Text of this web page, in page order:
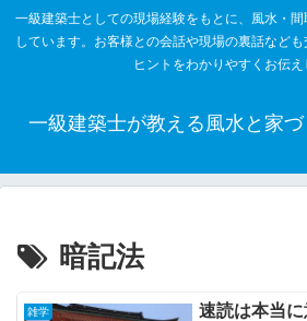
一級建築士としての現場経験をもとに、風水・
しています。お客様との会話や現場の裏話など
ヒントをわかりやすくお伝え
一級建築士が教える風水と家
暗記法
雑学 速読は本当